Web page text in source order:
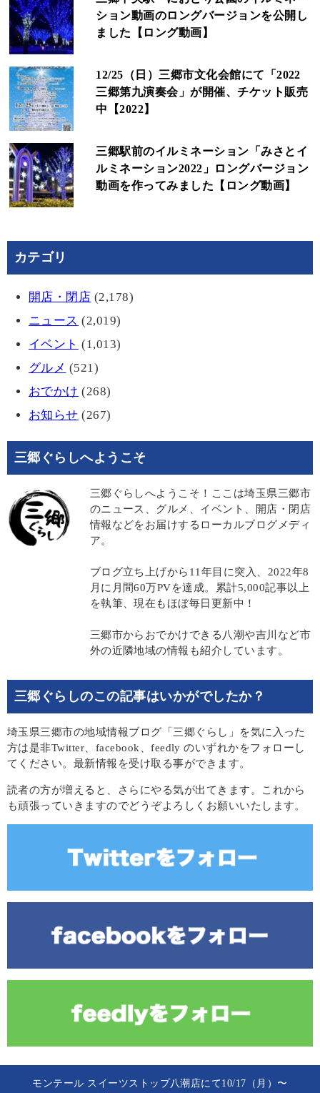
ション動画のロングバージョンを公開し
ました【ロング動画】
12/25（日）三郷市文化会館にて「2022
三郷第九演奏会」が開催、チケット販売
中【2022】
三郷駅前のイルミネーション「みさとイ
ルミネーション2022」ロングバージョン
動画を作ってみました【ロング動画】
カテゴリ
開店・閉店 (2,178)
ニュース (2,019)
イベント (1,013)
グルメ (521)
おでかけ (268)
お知らせ (267)
三郷ぐらしへようこそ
三郷ぐらしへようこそ！ここは埼玉県三郷市
のニュース、グルメ、イベント、開店・閉店
情報などをお届けするローカルブログメディ
ア。
ブログ立ち上げから11年目に突入、2022年8
月に月間60万PVを達成。累計5,000記事以上
を執筆、現在もほぼ毎日更新中！
三郷市からおでかけできる八潮や吉川など市
外の近隣地域の情報も紹介しています。
三郷ぐらしのこの記事はいかがでしたか？
埼玉県三郷市の地域情報ブログ「三郷ぐらし」を気に入った
方は是非Twitter、facebook、feedly のいずれかをフォローし
てください。最新情報を受け取る事ができます。
読者の方が増えると、さらにやる気が出てきます。これから
も頑張っていきますのでどうぞよろしくお願いいたします。
モンテール スイーツストップ八潮店にて10/17（月）〜